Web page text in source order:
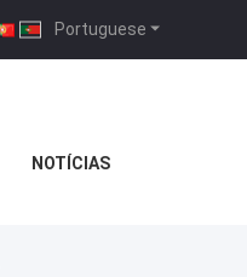
Portuguese
NOTÍCIAS